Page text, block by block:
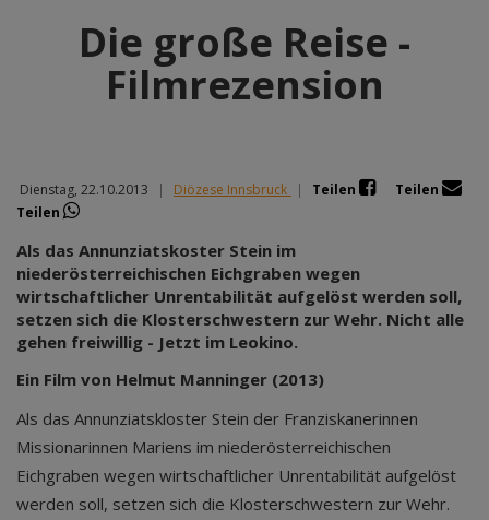
Die große Reise -
Filmrezension
Dienstag, 22.10.2013 | Diözese Innsbruck | Teilen
Teilen
Teilen
Als das Annunziatskoster Stein im
niederösterreichischen Eichgraben wegen
wirtschaftlicher Unrentabilität aufgelöst werden soll,
setzen sich die Klosterschwestern zur Wehr. Nicht alle
gehen freiwillig - Jetzt im Leokino.
Ein Film von Helmut Manninger (2013)
Als das Annunziatskloster Stein der Franziskanerinnen
Missionarinnen Mariens im niederösterreichischen
Eichgraben wegen wirtschaftlicher Unrentabilität aufgelöst
werden soll, setzen sich die Klosterschwestern zur Wehr.